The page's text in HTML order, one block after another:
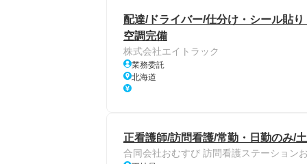
配達/ドライバー/仕分け・シール貼
空調完備
株式会社エイトラック
業務委託
北海道
正看護師/訪問看護/常勤・日勤のみ/
合同会社おむすび 訪問看護ステーション